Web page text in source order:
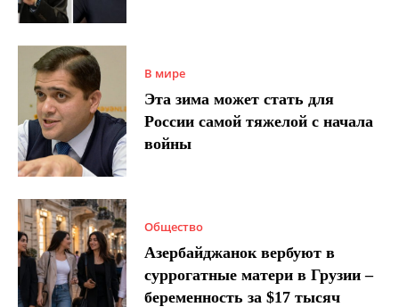
В мире
Эта зима может стать для
России самой тяжелой с начала
войны
Общество
Азербайджанок вербуют в
суррогатные матери в Грузии –
беременность за $17 тысяч